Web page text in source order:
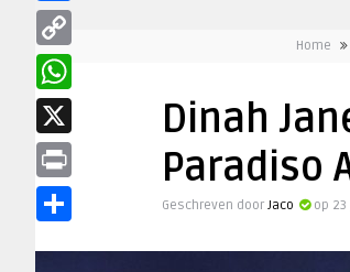
Home
Dinah
Paradiso
Geschreven door Jaco op
Facebook
Copy
Link
WhatsApp
X
Print